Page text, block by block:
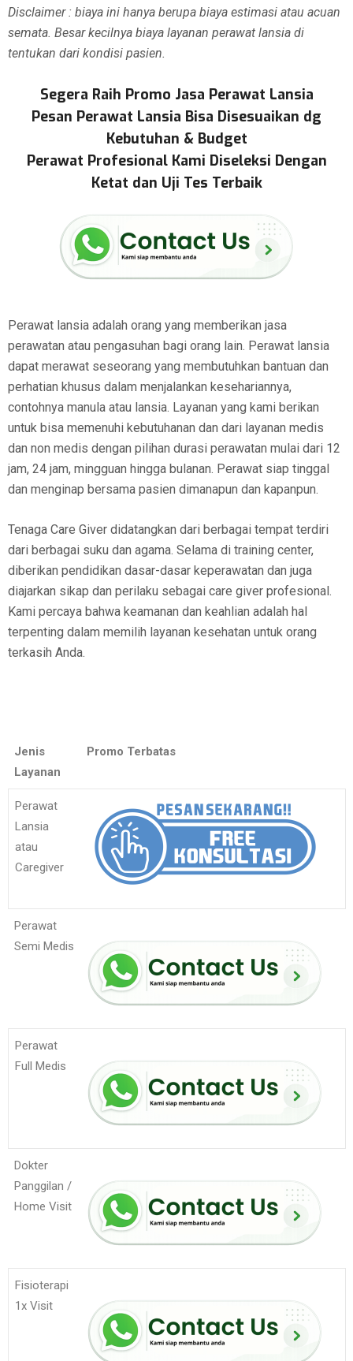
Disclaimer : biaya ini hanya berupa biaya estimasi atau acuan
semata. Besar kecilnya biaya layanan perawat lansia di
tentukan dari kondisi pasien.
Segera Raih Promo Jasa Perawat Lansia
Pesan Perawat Lansia Bisa Disesuaikan dg
Kebutuhan & Budget
Perawat Profesional Kami Diseleksi Dengan
Ketat dan Uji Tes Terbaik
Perawat lansia adalah orang yang memberikan jasa
perawatan atau pengasuhan bagi orang lain. Perawat lansia
dapat merawat seseorang yang membutuhkan bantuan dan
perhatian khusus dalam menjalankan kesehariannya,
contohnya manula atau lansia. Layanan yang kami berikan
untuk bisa memenuhi kebutuhanan dan dari layanan medis
dan non medis dengan pilihan durasi perawatan mulai dari 12
jam, 24 jam, mingguan hingga bulanan. Perawat siap tinggal
dan menginap bersama pasien dimanapun dan kapanpun.
Tenaga Care Giver didatangkan dari berbagai tempat terdiri
dari berbagai suku dan agama. Selama di training center,
diberikan pendidikan dasar-dasar keperawatan dan juga
diajarkan sikap dan perilaku sebagai care giver profesional.
Kami percaya bahwa keamanan dan keahlian adalah hal
terpenting dalam memilih layanan kesehatan untuk orang
terkasih Anda.
Jenis
Layanan
Promo Terbatas
Perawat
Lansia
atau
Caregiver
Perawat
Semi Medis
Perawat
Full Medis
Dokter
Panggilan /
Home Visit
Fisioterapi
1x Visit